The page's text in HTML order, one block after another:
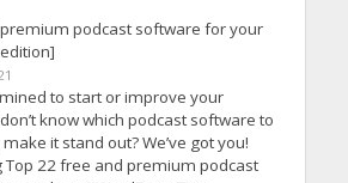
podcast software for your
to start or improve your
know which podcast software to
it stand out? We’ve got you!
Top 22 free and premium podcast